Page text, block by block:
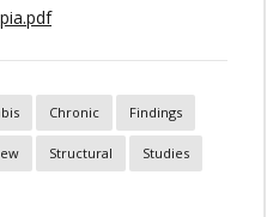
Chronic Findings
Structural Studies